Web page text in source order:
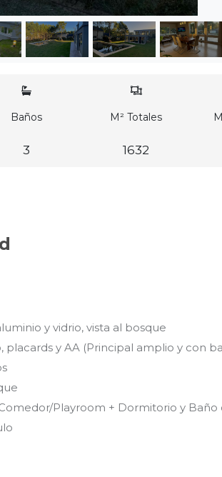
Baños
3
M² Totales
1632
y vidrio, vista al bosque
y AA (Principal amplio y con
Playroom + Dormitorio y